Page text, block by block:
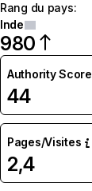
Rang du pays:
Inde
980
Authority Score
44
Pages/Visites
2,4